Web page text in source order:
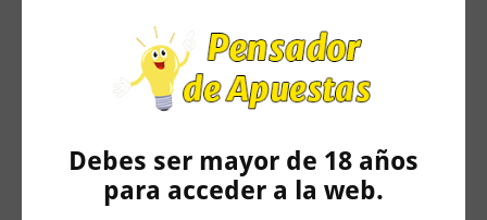
Debes ser mayor de 18 años
para acceder a la web.
partido decisivo ante el suizo Riedi perdió de forma
incomprensible cuando lo tenía todo a su alcance y
con ello su país quedó sin acceder a la final. Este tipo
pero sobre todo mental y con las carencias que tiene el
veterano tenista galo habrá que ver en que estado